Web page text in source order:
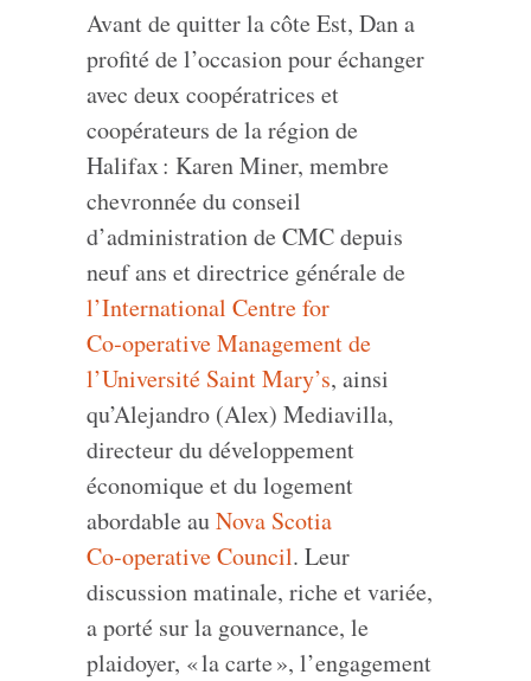
Avant de quitter la côte Est, Dan a
profité de l’occasion pour échanger
avec deux coopératrices et
coopérateurs de la région de
Halifax : Karen Miner, membre
chevronnée du conseil
d’administration de CMC depuis
neuf ans et directrice générale de
l’International Centre for
Co‑operative Management de
l’Université Saint Mary’s, ainsi
qu’Alejandro (Alex) Mediavilla,
directeur du développement
économique et du logement
abordable auNova Scotia
Co‑operative Council. Leur
discussion matinale, riche et variée,
a porté sur la gouvernance, le
plaidoyer, « la carte », l’engagement